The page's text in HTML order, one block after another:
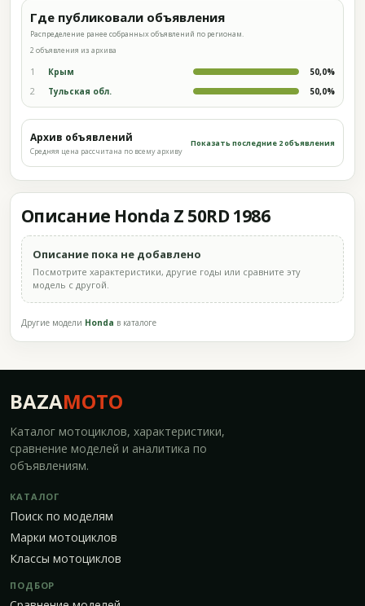
Где публиковали объявления
Распределение ранее собранных объявлений по регионам.
2 объявления из архива
1 Крым 50,0%
2 Тульская обл. 50,0%
Архив объявлений
Средняя цена рассчитана по всему архиву
Показать последние 2 объявления
Описание Honda Z 50RD 1986
Описание пока не добавлено
Посмотрите характеристики, другие годы или сравните эту
модель с другой.
Другие модели Honda в каталоге
BAZAMOTO
Каталог мотоциклов, характеристики,
сравнение моделей и аналитика по
объявлениям.
КАТАЛОГ
Поиск по моделям
Марки мотоциклов
Классы мотоциклов
ПОДБОР